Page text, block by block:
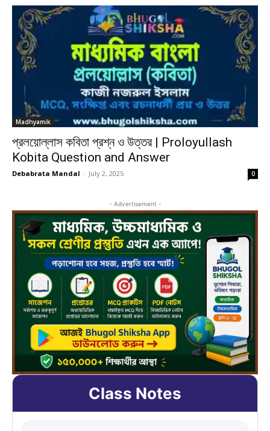
Madhyamik
প্রলয়োল্লাস কবিতা প্রশ্ন ও উত্তর | Proloyullash
Kobita Question and Answer
Debabrata Mandal - July 2, 2025 0
- Advertisement -
Class Notes